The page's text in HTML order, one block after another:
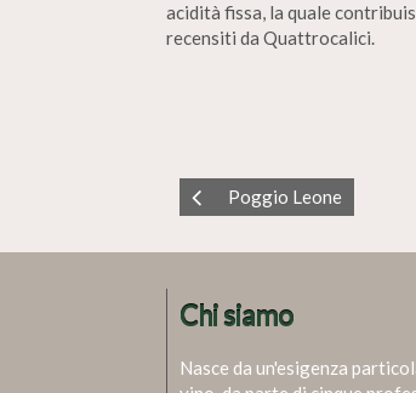
acidità fissa, la quale
recensiti da Quattrocalici.
Poggio Leone
Chi siamo
Nasce da un'esigenza